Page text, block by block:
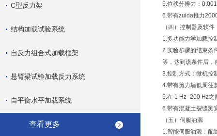
C型反力架
结构加载试验系统
自反力组合式加载框架
悬臂梁试验加载反力系统
自平衡水平加载系统
查看更多
5.位移分辨力：
6.带有zuida推力
（四）控制器及软件
1.多功能力学加载控
2.实验步骤的结束条
等，达到该条件后，
3.控制方式：微机控
4.带有剪力墙低周往
5.在 1 Hz–200 Hz之
6.带有混凝土裂缝测
（五）伺服油源
1.智能伺服油源：配